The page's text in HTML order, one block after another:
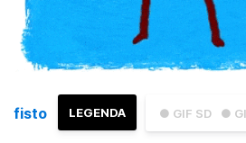
● GIF SD ●
LEGENDA
fisto